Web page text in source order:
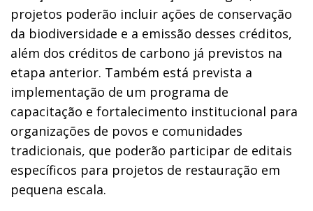
projetos poderão incluir ações de conservação
da biodiversidade e a emissão desses créditos,
além dos créditos de carbono já previstos na
etapa anterior. Também está prevista a
implementação de um programa de
capacitação e fortalecimento institucional para
organizações de povos e comunidades
tradicionais, que poderão participar de editais
específicos para projetos de restauração em
pequena escala.